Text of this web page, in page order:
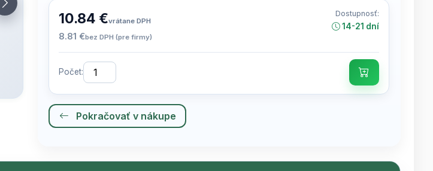
10.84 €vrátane DPH
8.81 €bez DPH (pre firmy)
Dostupnosť:
14-21 dní
Počet:
Pokračovať v nákupe